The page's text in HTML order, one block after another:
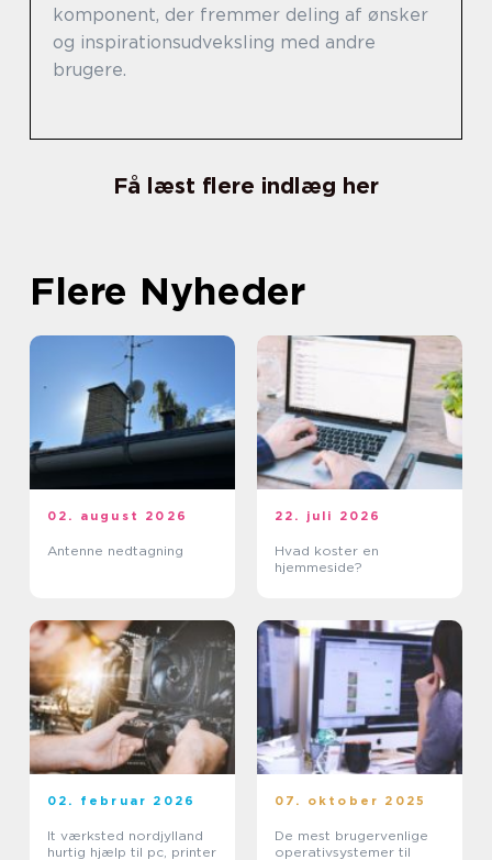
komponent, der fremmer deling af ønsker
og inspirationsudveksling med andre
brugere.
Få læst flere indlæg her
Flere Nyheder
02. august 2026
Antenne nedtagning
22. juli 2026
Hvad koster en
hjemmeside?
02. februar 2026
It værksted nordjylland
hurtig hjælp til pc, printer
07. oktober 2025
De mest brugervenlige
operativsystemer til